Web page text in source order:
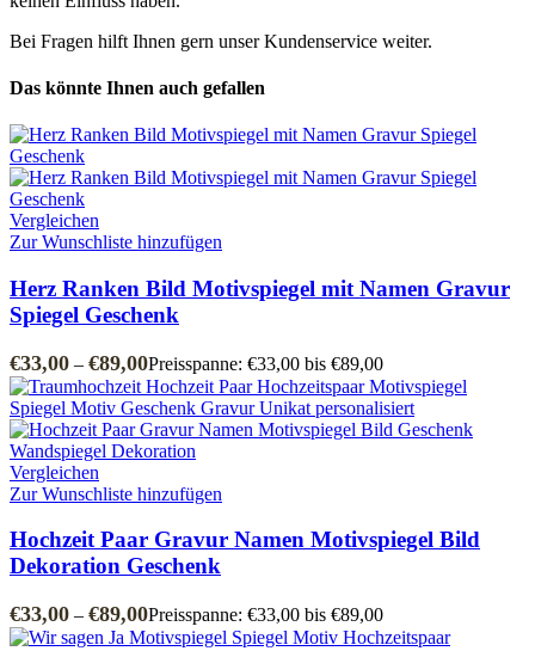
Bei Fragen hilft Ihnen gern unser Kundenservice weiter.
Das könnte Ihnen auch gefallen
Vergleichen
Zur Wunschliste hinzufügen
Herz Ranken Bild Motivspiegel mit Namen Gravur
Spiegel Geschenk
€33,00 – €89,00Preisspanne: €33,00 bis €89,00
Vergleichen
Zur Wunschliste hinzufügen
Hochzeit Paar Gravur Namen Motivspiegel Bild
Dekoration Geschenk
€33,00 – €89,00Preisspanne: €33,00 bis €89,00